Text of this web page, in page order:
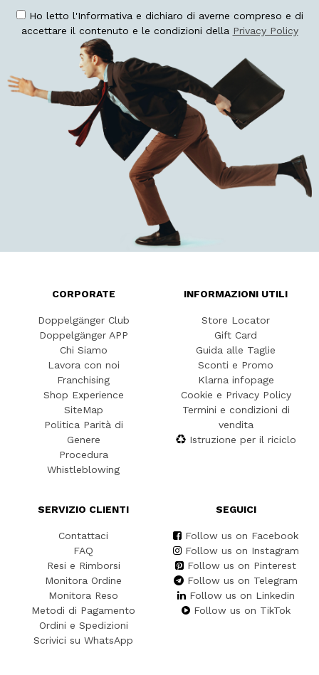
Ho letto l'Informativa e dichiaro di averne compreso e di
accettare il contenuto e le condizioni della Privacy Policy
CORPORATE
Doppelgänger Club
Doppelgänger APP
Chi Siamo
Lavora con noi
Franchising
Shop Experience
SiteMap
Politica Parità di
Genere
Procedura
Whistleblowing
INFORMAZIONI UTILI
Store Locator
Gift Card
Guida alle Taglie
Sconti e Promo
Klarna infopage
Cookie e Privacy Policy
Termini e condizioni di
vendita
Istruzione per il riciclo
SERVIZIO CLIENTI
Contattaci
FAQ
Resi e Rimborsi
Monitora Ordine
Monitora Reso
Metodi di Pagamento
Ordini e Spedizioni
Scrivici su WhatsApp
SEGUICI
Follow us on Facebook
Follow us on Instagram
Follow us on Pinterest
Follow us on Telegram
Follow us on Linkedin
Follow us on TikTok